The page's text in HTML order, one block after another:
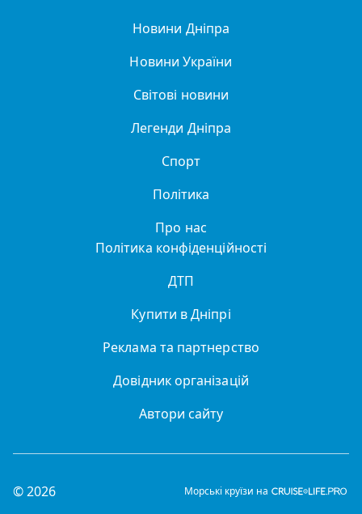
Новини Дніпра
Новини України
Світові новини
Легенди Дніпра
Спорт
Політика
Про нас
Політика конфіденційності
ДТП
Купити в Дніпрі
Реклама та партнерство
Довідник організацій
Автори сайту
© 2026 Морські круїзи на